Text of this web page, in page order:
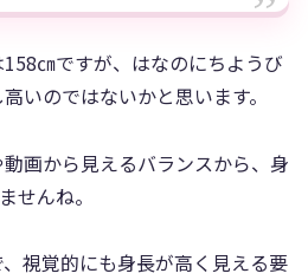
㎝ですが、はなのにちようび
いのではないかと思います。
画から見えるバランスから、身
せんね。
視覚的にも身長が高く見える要